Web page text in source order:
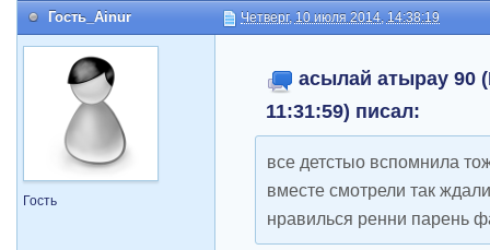
Гость_Ainur Четверг, 10 июля 2014, 14:38:19
Гость
асылай атырау 90
11:31:59) писал:
все детстыо вспомнила
вместе смотрели так
нравилься ренни парень